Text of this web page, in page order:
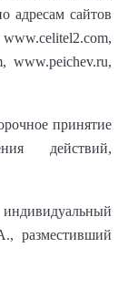
адресам сайтов
www.peichev.ru,
принятие
действий,
разместивший